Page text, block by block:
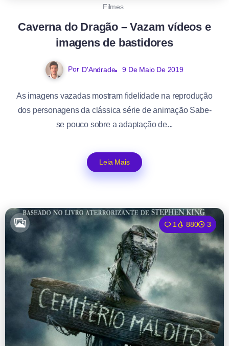
Filmes
Caverna do Dragão – Vazam vídeos e
imagens de bastidores
Por D'Andrade 9 De Maio De 2019
As imagens vazadas mostram fidelidade na reprodução
dos personagens da clássica série de animação Sabe-
se pouco sobre a adaptação de...
Leia Mais
1 880 3